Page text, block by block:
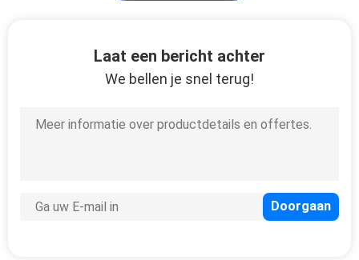
De melamine vormt
Laat een bericht achter
We bellen je snel terug!